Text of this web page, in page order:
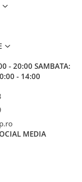
- 20:00 SAMBATA:
- 14:00
MEDIA